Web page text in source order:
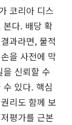
코리아 디스
본다. 배당 확
과라면, 물적
을 사전에 막
신뢰할 수
있다. 핵심
리도 함께 보
평가를 근본